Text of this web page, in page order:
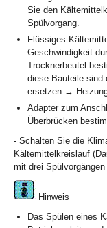
Sie den
Spülvorgang.
Flüssiges
Geschwindigkeit
Trocknerbeutel
diese Bauteile sind
ersetzen →
Adapter zum
Überbrücken
- Schalten Sie die
Kältemittelkreislauf
mit drei
Hinweis
Das Spülen eines